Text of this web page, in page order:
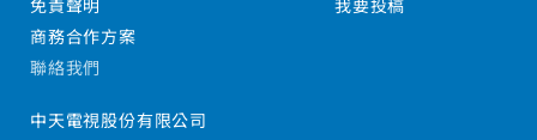
免責聲明
商務合作方案
我要投稿
聯絡我們
中天電視股份有限公司